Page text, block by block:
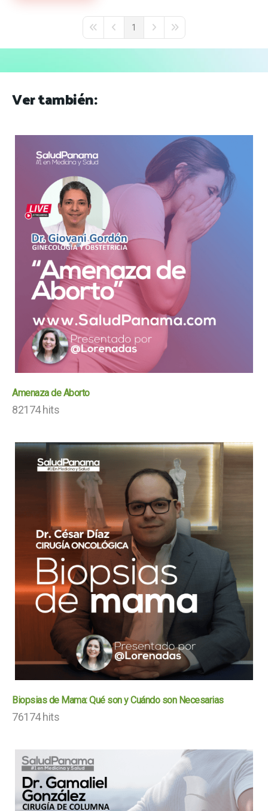
First PagePrevious Page
1
Next PageLast Page
Ver también:
Amenaza de Aborto
82174 hits
Biopsias de Mama: Qué son y Cuándo son Necesarias
76174 hits